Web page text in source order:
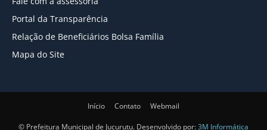
Portal da Transparência
Relação de Beneficiários Bolsa Família
Mapa do Site
Início Contato Webmail
© Prefeitura Municipal de Jucurutu. Desenvolvido por:3M Informática